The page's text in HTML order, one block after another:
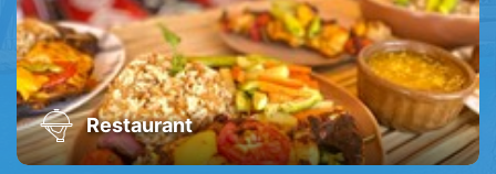
Restaurant